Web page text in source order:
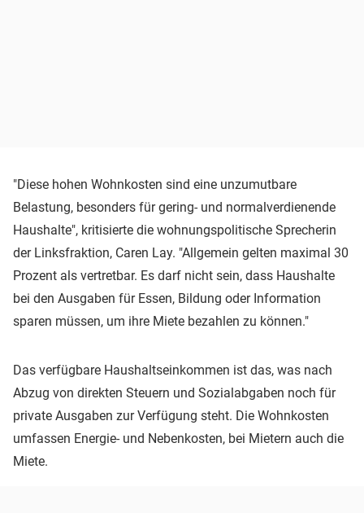
"Diese hohen Wohnkosten sind eine unzumutbare
Belastung, besonders für gering- und normalverdienende
Haushalte", kritisierte die wohnungspolitische Sprecherin
der Linksfraktion, Caren Lay. "Allgemein gelten maximal 30
Prozent als vertretbar. Es darf nicht sein, dass Haushalte
bei den Ausgaben für Essen, Bildung oder Information
sparen müssen, um ihre Miete bezahlen zu können."
Das verfügbare Haushaltseinkommen ist das, was nach
Abzug von direkten Steuern und Sozialabgaben noch für
private Ausgaben zur Verfügung steht. Die Wohnkosten
umfassen Energie- und Nebenkosten, bei Mietern auch die
Miete.